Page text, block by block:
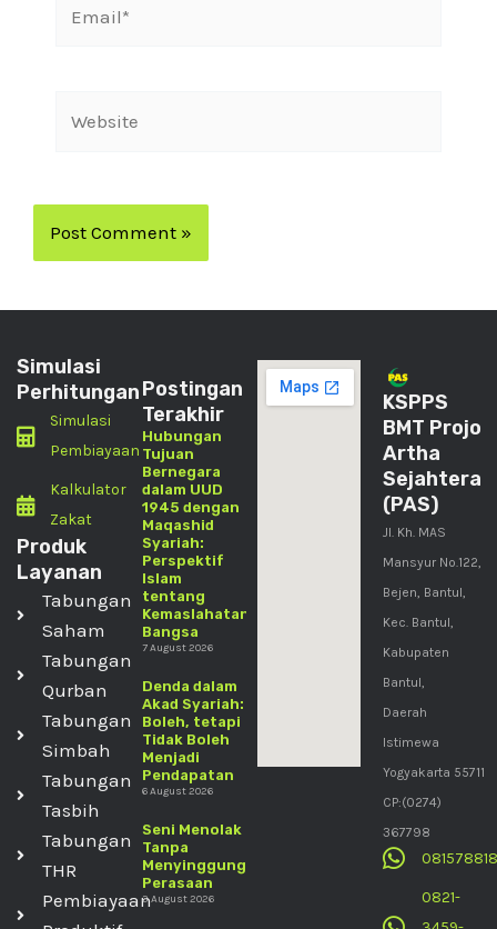
Simulasi
Perhitungan
Simulasi
Pembiayaan
Kalkulator
Zakat
Produk
Layanan
Tabungan
Saham
Tabungan
Qurban
Tabungan
Simbah
Tabungan
Tasbih
Tabungan
THR
Pembiayaan
Postingan
Terakhir
Hubungan
Tujuan
Bernegara
dalam UUD
1945 dengan
Maqashid
Syariah:
Perspektif
Islam
tentang
Kemaslahatan
Bangsa
7 August 2026
Denda dalam
Akad Syariah:
Boleh, tetapi
Tidak Boleh
Menjadi
Pendapatan
6 August 2026
Seni Menolak
Tanpa
Menyinggung
Perasaan
3 August 2026
KSPPS
BMT Projo
Artha
Sejahtera
(PAS)
Jl. Kh. MAS
Mansyur No.122,
Bejen, Bantul,
Kec. Bantul,
Kabupaten
Bantul,
Daerah
Istimewa
Yogyakarta 55711
CP:(0274)
367798
0821-